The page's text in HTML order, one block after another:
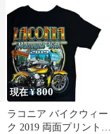
着☆..
現在 ¥800
ラコニア バイクウィー
ク 2019 両面プリントT